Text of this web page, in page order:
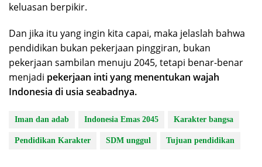
keluasan berpikir.
Dan jika itu yang ingin kita capai, maka jelaslah bahwa
pendidikan bukan pekerjaan pinggiran, bukan
pekerjaan sambilan menuju 2045, tetapi benar-benar
menjadi pekerjaan inti yang menentukan wajah
Indonesia di usia seabadnya.
Iman dan adab Indonesia Emas 2045 Karakter bangsa
Pendidikan Karakter SDM unggul Tujuan pendidikan